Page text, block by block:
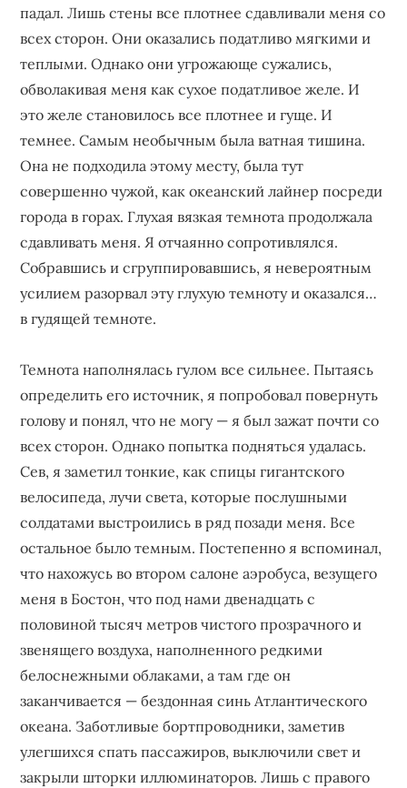
падал. Лишь стены все плотнее сдавливали меня со
всех сторон. Они оказались податливо мягкими и
теплыми. Однако они угрожающе сужались,
обволакивая меня как сухое податливое желе. И
это желе становилось все плотнее и гуще. И
темнее. Самым необычным была ватная тишина.
Она не подходила этому месту, была тут
совершенно чужой, как океанский лайнер посреди
города в горах. Глухая вязкая темнота продолжала
сдавливать меня. Я отчаянно сопротивлялся.
Собравшись и сгруппировавшись, я невероятным
усилием разорвал эту глухую темноту и оказался…
в гудящей темноте.
Темнота наполнялась гулом все сильнее. Пытаясь
определить его источник, я попробовал повернуть
голову и понял, что не могу — я был зажат почти со
всех сторон. Однако попытка подняться удалась.
Сев, я заметил тонкие, как спицы гигантского
велосипеда, лучи света, которые послушными
солдатами выстроились в ряд позади меня. Все
остальное было темным. Постепенно я вспоминал,
что нахожусь во втором салоне аэробуса, везущего
меня в Бостон, что под нами двенадцать с
половиной тысяч метров чистого прозрачного и
звенящего воздуха, наполненного редкими
белоснежными облаками, а там где он
заканчивается — бездонная синь Атлантического
океана. Заботливые бортпроводники, заметив
улегшихся спать пассажиров, выключили свет и
закрыли шторки иллюминаторов. Лишь с правого